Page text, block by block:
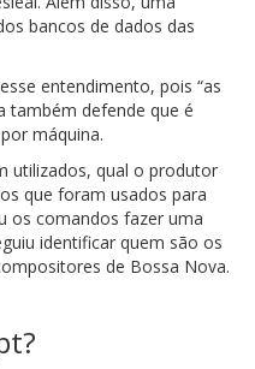
bancos de dados das
entendimento, pois “as
também defende que é
máquina.
utilizados, qual o produtor
que foram usados para
os comandos fazer uma
identificar quem são os
de Bossa Nova.